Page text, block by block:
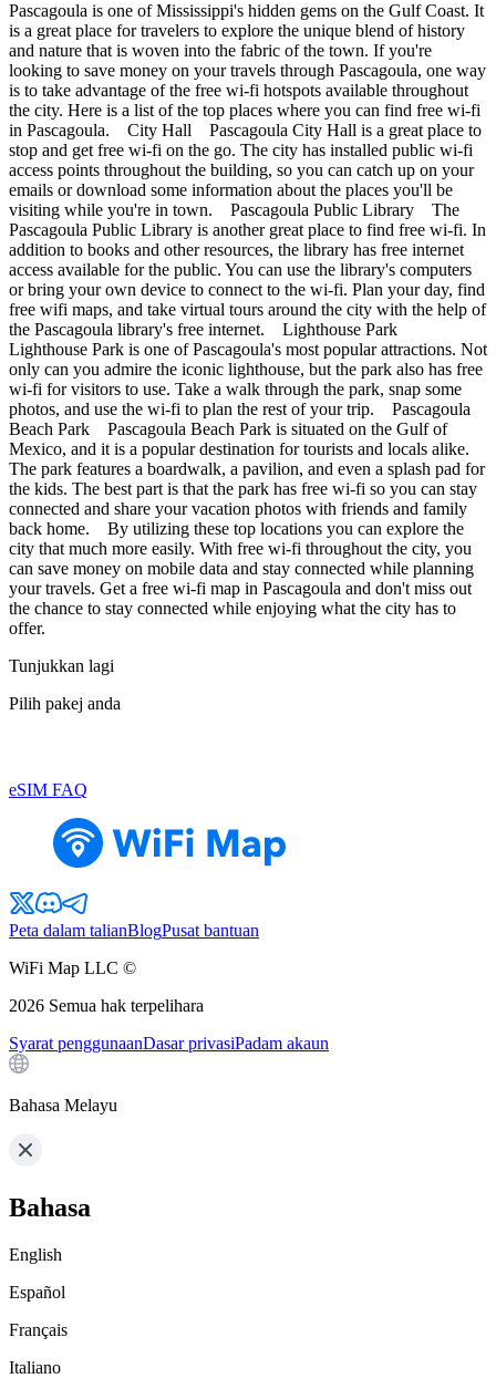
Pascagoula is one of Mississippi's hidden gems on the Gulf Coast. It
is a great place for travelers to explore the unique blend of history
and nature that is woven into the fabric of the town. If you're
looking to save money on your travels through Pascagoula, one way
is to take advantage of the free wi-fi hotspots available throughout
the city. Here is a list of the top places where you can find free wi-fi
in Pascagoula. City Hall Pascagoula City Hall is a great place to
stop and get free wi-fi on the go. The city has installed public wi-fi
access points throughout the building, so you can catch up on your
emails or download some information about the places you'll be
visiting while you're in town. Pascagoula Public Library The
Pascagoula Public Library is another great place to find free wi-fi. In
addition to books and other resources, the library has free internet
access available for the public. You can use the library's computers
or bring your own device to connect to the wi-fi. Plan your day, find
free wifi maps, and take virtual tours around the city with the help of
the Pascagoula library's free internet. Lighthouse Park
Lighthouse Park is one of Pascagoula's most popular attractions. Not
only can you admire the iconic lighthouse, but the park also has free
wi-fi for visitors to use. Take a walk through the park, snap some
photos, and use the wi-fi to plan the rest of your trip. Pascagoula
Beach Park Pascagoula Beach Park is situated on the Gulf of
Mexico, and it is a popular destination for tourists and locals alike.
The park features a boardwalk, a pavilion, and even a splash pad for
the kids. The best part is that the park has free wi-fi so you can stay
connected and share your vacation photos with friends and family
back home. By utilizing these top locations you can explore the
city that much more easily. With free wi-fi throughout the city, you
can save money on mobile data and stay connected while planning
your travels. Get a free wi-fi map in Pascagoula and don't miss out
the chance to stay connected while enjoying what the city has to
offer.
Tunjukkan lagi
Pilih pakej anda
eSIM FAQ
Peta dalam talianBlogPusat bantuan
WiFi Map LLC ©
2026 Semua hak terpelihara
Syarat penggunaanDasar privasiPadam akaun
Bahasa Melayu
Bahasa
English
Español
Français
Italiano